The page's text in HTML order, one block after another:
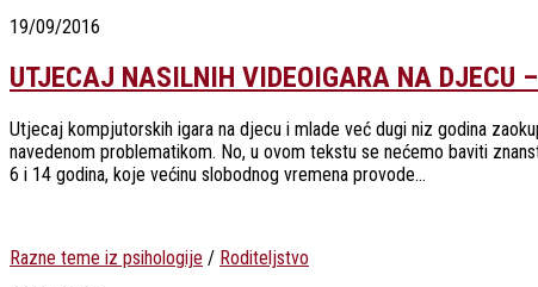
19/09/2016
UTJECAJ NASILNIH VIDEOIGARA NA
Utjecaj kompjutorskih igara na djecu i mlade već dugi niz godina
navedenom problematikom. No, u ovom tekstu se nećemo baviti
6 i 14 godina, koje većinu slobodnog vremena provode...
Razne teme iz psihologije / Roditeljstvo